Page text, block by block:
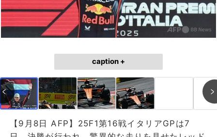
caption +
【9月8日 AFP】25F1第16戦イタリアGPは7